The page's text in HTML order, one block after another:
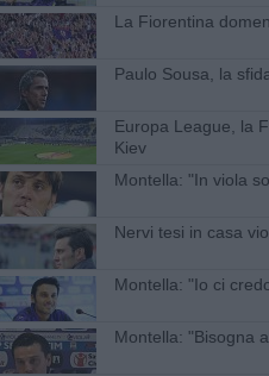
La Fiorentina
Paulo Sousa, la
Europa League, la
Kiev
Montella: "In viola
Nervi tesi in casa
Montella: "Io ci
Montella: "Bisogna